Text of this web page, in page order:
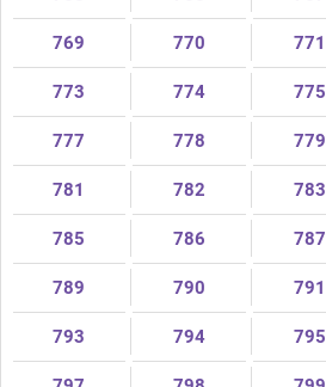
769 770 771
773 774 775
777 778 779
781 782 783
785 786 787
789 790 791
793 794 795